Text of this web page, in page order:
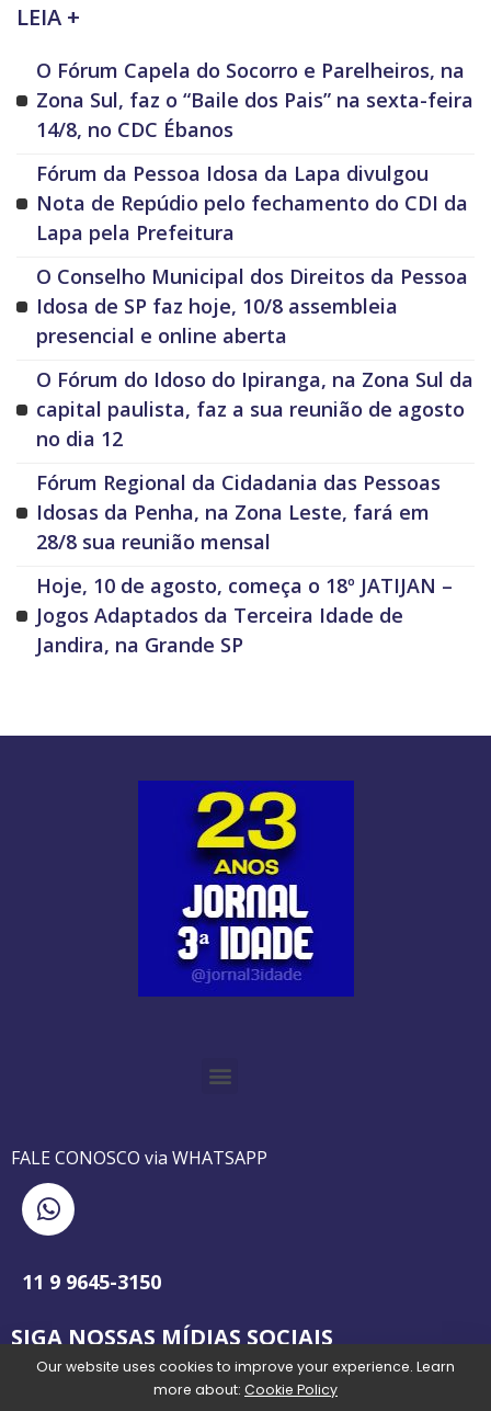
LEIA +
O Fórum Capela do Socorro e Parelheiros, na
Zona Sul, faz o “Baile dos Pais” na sexta-feira
14/8, no CDC Ébanos
Fórum da Pessoa Idosa da Lapa divulgou
Nota de Repúdio pelo fechamento do CDI da
Lapa pela Prefeitura
O Conselho Municipal dos Direitos da Pessoa
Idosa de SP faz hoje, 10/8 assembleia
presencial e online aberta
O Fórum do Idoso do Ipiranga, na Zona Sul da
capital paulista, faz a sua reunião de agosto
no dia 12
Fórum Regional da Cidadania das Pessoas
Idosas da Penha, na Zona Leste, fará em
28/8 sua reunião mensal
Hoje, 10 de agosto, começa o 18º JATIJAN –
Jogos Adaptados da Terceira Idade de
Jandira, na Grande SP
FALE CONOSCO via WHATSAPP
11 9 9645-3150
SIGA NOSSAS MÍDIAS SOCIAIS
Our website uses cookies to improve your experience. Learn
more about: Cookie Policy